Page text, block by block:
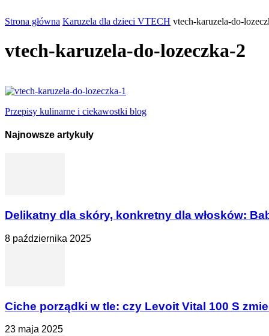
Strona główna Karuzela dla dzieci VTECH vtech-karuzela-do-
vtech-karuzela-do-lozeczka-2
Przepisy kulinarne i ciekawostki blog
Najnowsze artykuły
Delikatny dla skóry, konkretny dla włosków:
8 października 2025
Ciche porządki w tle: czy Levoit Vital 100 S
23 maja 2025